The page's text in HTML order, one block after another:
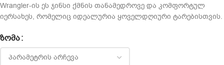
Wrangler-ის ეს ჯინსი ქმნის თანამედროვე და კომფორტულ
იერსახეს, რომელიც იდეალურია ყოველდღიური ტარებისთვის.
ᲖᲝᲛᲐ